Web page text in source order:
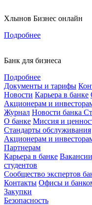
Хлынов Бизнес онлайн
Подробнее
Банк для бизнеса
Подробнее
Документы и тарифы
Новости Карьера в банке
Акционерам и
Журнал Новости банка
О банке Миссия и
Стандарты обслуживания
Акционерам и
Партнерам
Карьера в банке
студентов
Сообщество экспертов
Контакты Офисы и
Закупки
Безопасность